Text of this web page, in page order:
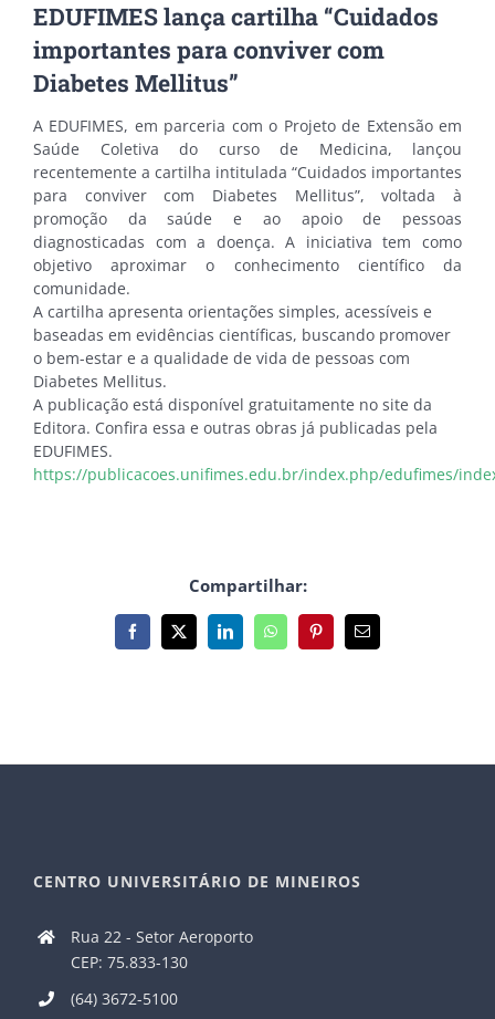
EDUFIMES lança cartilha “Cuidados
importantes para conviver com
Diabetes Mellitus”
A EDUFIMES, em parceria com o Projeto de Extensão em
Saúde Coletiva do curso de Medicina, lançou
recentemente a cartilha intitulada “Cuidados importantes
para conviver com Diabetes Mellitus”, voltada à
promoção da saúde e ao apoio de pessoas
diagnosticadas com a doença. A iniciativa tem como
objetivo aproximar o conhecimento científico da
comunidade.
A cartilha apresenta orientações simples, acessíveis e
baseadas em evidências científicas, buscando promover
o bem-estar e a qualidade de vida de pessoas com
Diabetes Mellitus.
A publicação está disponível gratuitamente no site da
Editora. Confira essa e outras obras já publicadas pela
EDUFIMES.
https://publicacoes.unifimes.edu.br/index.php/edufimes/
Compartilhar:
Facebook
X LinkedInWhatsAppPinterest
E-
mail
CENTRO UNIVERSITÁRIO DE MINEIROS
Rua 22 - Setor Aeroporto
CEP: 75.833-130
(64) 3672-5100